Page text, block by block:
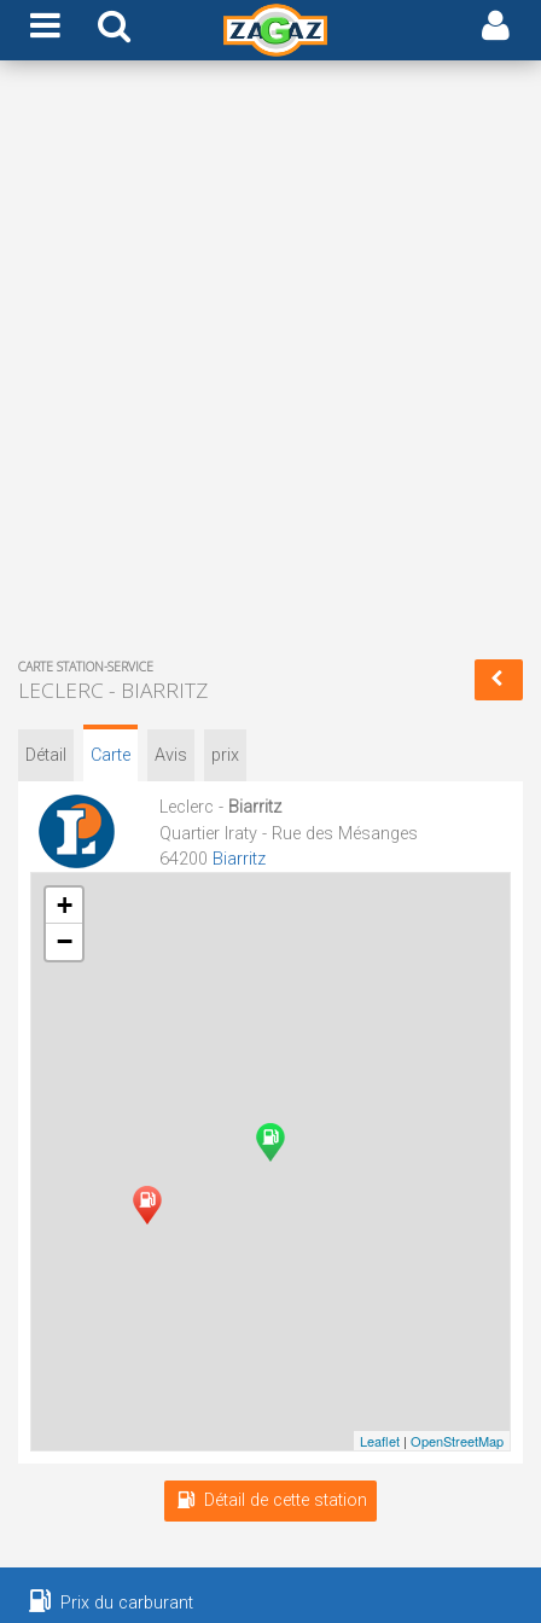
CARTE STATION-SERVICE
LECLERC - BIARRITZ
Détail Carte Avis prix
Leclerc - Biarritz
Quartier Iraty - Rue des Mésanges
64200 Biarritz
+
−
Leaflet | OpenStreetMap
Détail de cette station
Prix du carburant